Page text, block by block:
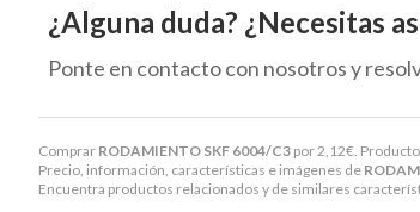
Comprar RODAMIENTO SKF 6004/C3 por 2,12€ .
Precio, información, características e imágenes de
Encuentra productos relacionados y de similares
¿Alguna duda? ¿Necesitas
Ponte en contacto con nosotros y